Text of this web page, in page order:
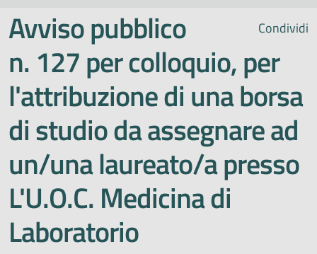
Condividi
Avviso pubblico
n. 127 per colloquio, per
l'attribuzione di una borsa
di studio da assegnare ad
un/una laureato/a presso
L'U.O.C. Medicina di
Laboratorio